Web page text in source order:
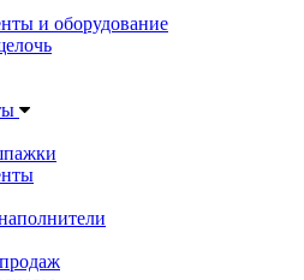
и оборудование